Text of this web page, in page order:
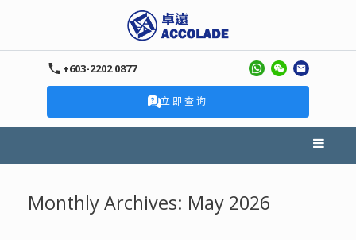
+603-2202 0877
立即查询
Monthly Archives: May 2026